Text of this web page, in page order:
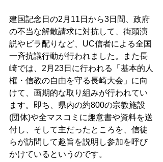
建国記念日の2月11日から3日間、政府
の不当な解散請求に対抗して、街頭演
説やビラ配りなど、UC信者による全国
一斉抗議行動が行われました。また長
崎では、2月23日に行われる「基本的人
権・信教の自由を守る長崎大会」に向
けて、画期的な取り組みが行われてい
ます。即ち、県内の約800の宗教施設
(団体)や全マスコミに趣意書や資料を送
付し、そして主だったところを、信徒
らが訪問して趣旨を説明し参加を呼び
かけているというのです。